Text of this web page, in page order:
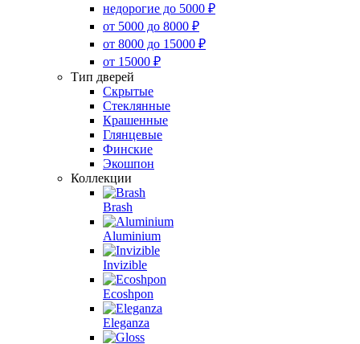
недорогие до 5000 ₽
от 5000 до 8000 ₽
от 8000 до 15000 ₽
от 15000 ₽
Тип дверей
Скрытые
Стеклянные
Крашенные
Глянцевые
Финские
Экошпон
Коллекции
Brash
Aluminium
Invizible
Ecoshpon
Eleganza